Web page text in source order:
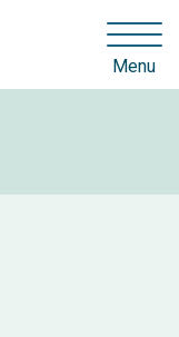
Menu